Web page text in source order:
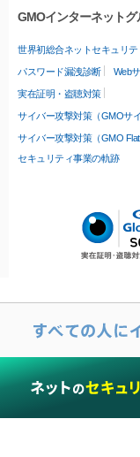
GMOインターネット
世界初総合ネットセキュリテ
パスワード漏洩診断 Web
実在証明・盗聴対策
サイバー攻撃対策（GMOサ
サイバー攻撃対策（GMO Flatt
セキュリティ事業の軌跡